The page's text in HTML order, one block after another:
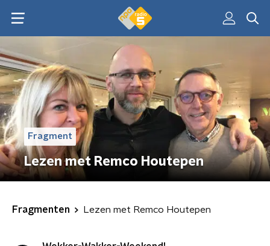
Fragment
Lezen met Remco Houtepen
Fragmenten Lezen met Remco Houtepen